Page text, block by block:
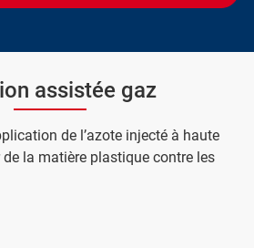
assistée gaz
de l’azote injecté à haute
la matière plastique contre les